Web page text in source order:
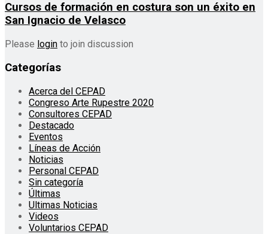
Cursos de formación en costura son un éxito en
San Ignacio de Velasco
Please login to join discussion
Categorías
Acerca del CEPAD
Congreso Arte Rupestre 2020
Consultores CEPAD
Destacado
Eventos
Líneas de Acción
Noticias
Personal CEPAD
Sin categoría
Últimas
Ultimas Noticias
Videos
Voluntarios CEPAD